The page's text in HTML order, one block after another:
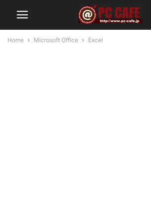
Home Microsoft Office Excel